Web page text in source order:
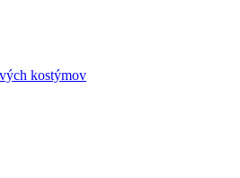
kostýmov